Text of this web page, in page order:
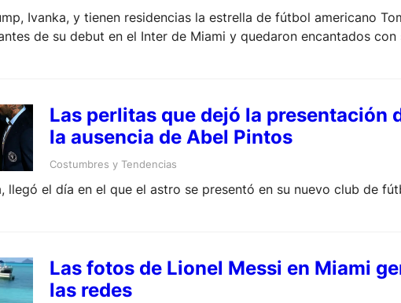
Ivanka, y tienen residencias la estrella de fútbol americano
de su debut en el Inter de Miami y quedaron encantados con
Las perlitas que dejó la presentación
la ausencia de Abel Pintos
Costumbres y Tendencias
llegó el día en el que el astro se presentó en su nuevo club de
Las fotos de Lionel Messi en Miami
las redes